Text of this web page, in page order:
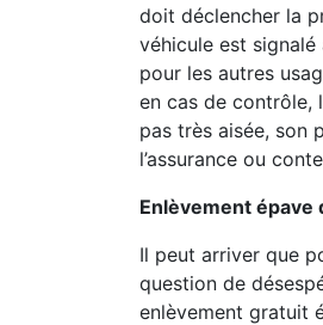
doit déclencher la
véhicule est
pour les autres
en cas de contrôle,
pas très aisée, son
l’assurance ou
Enlèvement
Il peut arriver que
question de
enlèvement gratuit